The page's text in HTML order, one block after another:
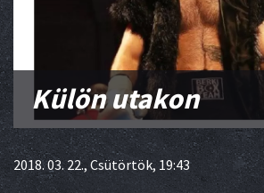
Külön utakon
2018. 03. 22., Csütörtök, 19:43